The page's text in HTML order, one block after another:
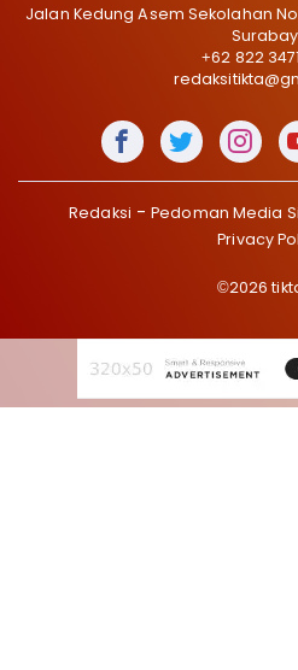
Jalan Kedung Asem Sekolahan
+62 822
Redaksi Pedoman Media
Privacy
©2026